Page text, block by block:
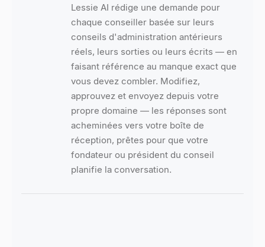
Lessie AI rédige une demande pour
chaque conseiller basée sur leurs
conseils d'administration antérieurs
réels, leurs sorties ou leurs écrits — en
faisant référence au manque exact que
vous devez combler. Modifiez,
approuvez et envoyez depuis votre
propre domaine — les réponses sont
acheminées vers votre boîte de
réception, prêtes pour que votre
fondateur ou président du conseil
planifie la conversation.